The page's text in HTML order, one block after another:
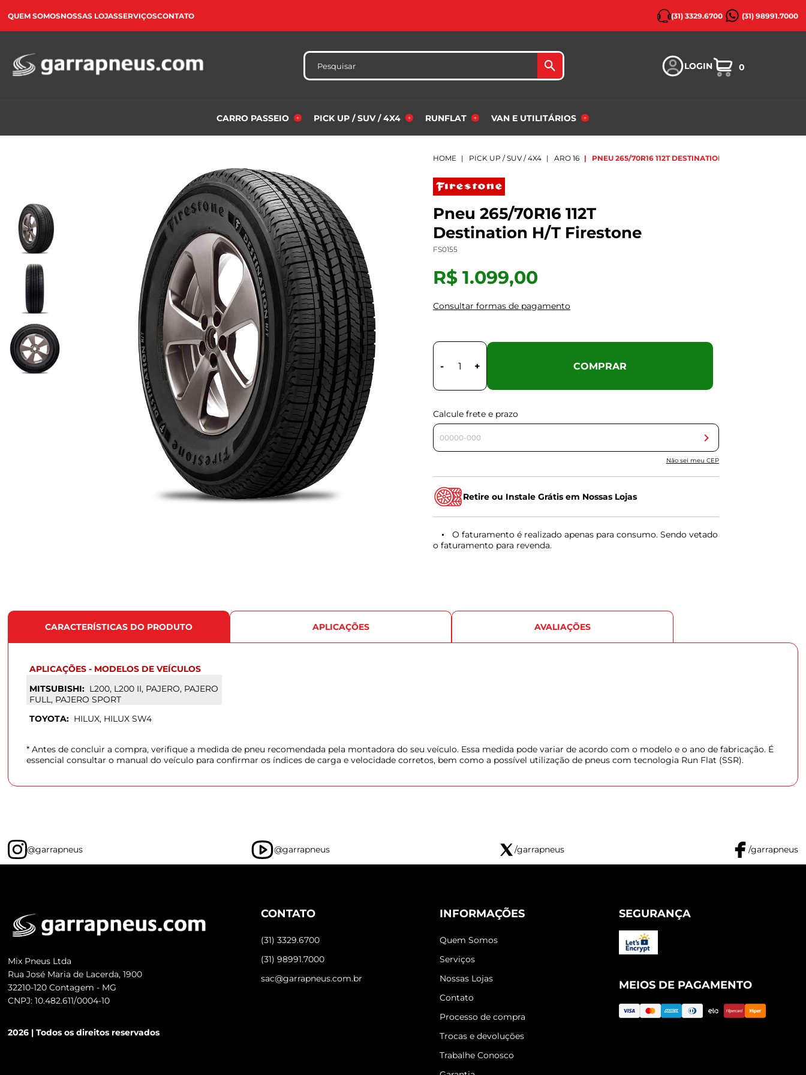
QUEM SOMOSNOSSAS LOJASSERVIÇOSCONTATO (31) 3329.6700 (31) 98991.7000
LOGIN 0
CARRO PASSEIO PICK UP / SUV / 4X4 RUNFLAT VAN E UTILITÁRIOS
HOME PICK UP / SUV / 4X4 ARO 16 PNEU 265/70R16 112T DESTINATION H/T FIRESTONE
Pneu 265/70R16 112T
Destination H/T Firestone
FS0155
R$ 1.099,00
Consultar formas de pagamento
- + COMPRAR
Calcule frete e prazo
Não sei meu CEP
Retire ou Instale Grátis em Nossas Lojas
O faturamento é realizado apenas para consumo. Sendo vetado
o faturamento para revenda.
CARACTERÍSTICAS DO PRODUTO APLICAÇÕES AVALIAÇÕES
APLICAÇÕES - MODELOS DE VEÍCULOS
MITSUBISHI: L200, L200 II, PAJERO, PAJERO
FULL, PAJERO SPORT
TOYOTA: HILUX, HILUX SW4
* Antes de concluir a compra, verifique a medida de pneu recomendada pela montadora do seu veículo. Essa medida pode variar de acordo com o modelo e o ano de fabricação. É
essencial consultar o manual do veículo para confirmar os índices de carga e velocidade corretos, bem como a possível utilização de pneus com tecnologia Run Flat (SSR).
@garrapneus @garrapneus /garrapneus /garrapneus
Mix Pneus Ltda
Rua José Maria de Lacerda, 1900
32210-120 Contagem - MG
CNPJ: 10.482.611/0004-10
2026 | Todos os direitos reservados
CONTATO
(31) 3329.6700
(31) 98991.7000
sac@garrapneus.com.br
INFORMAÇÕES
Quem Somos
Serviços
Nossas Lojas
Contato
Processo de compra
Trocas e devoluções
Trabalhe Conosco
SEGURANÇA
MEIOS DE PAGAMENTO